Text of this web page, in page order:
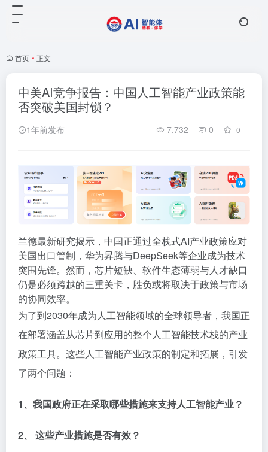
首页 • 正文
中美AI竞争报告：中国人工智能产业政策能
否突破美国封锁？
1年前发布 7,732 0 0
兰德最新研究揭示，中国正通过全栈式AI产业政策应对
美国出口管制，华为昇腾与DeepSeek等企业成为技术
突围先锋。然而，芯片短缺、软件生态薄弱与人才缺口
仍是必须跨越的三重关卡，胜负或将取决于政策与市场
的协同效率。
为了到2030年成为人工智能领域的全球领导者，我国正
在部署涵盖从芯片到应用的整个人工智能技术栈的产业
政策工具。这些人工智能产业政策的制定和拓展，引发
了两个问题：
1、我国政府正在采取哪些措施来支持人工智能产业？
2、 这些产业措施是否有效？